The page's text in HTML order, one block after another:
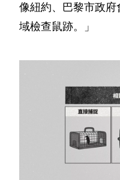
像紐約、巴黎市政
域檢查鼠跡。」